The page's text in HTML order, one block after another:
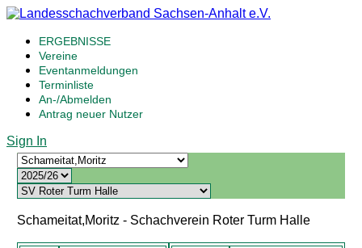
ERGEBNISSE
Vereine
Eventanmeldungen
Terminliste
An-/Abmelden
Antrag neuer Nutzer
Sign In
Schameitat,Moritz - Schachverein Roter Turm Halle